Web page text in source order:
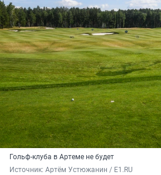
Гольф-клуба в Артеме не будет
Источник: Артём Устюжанин / E1.RU